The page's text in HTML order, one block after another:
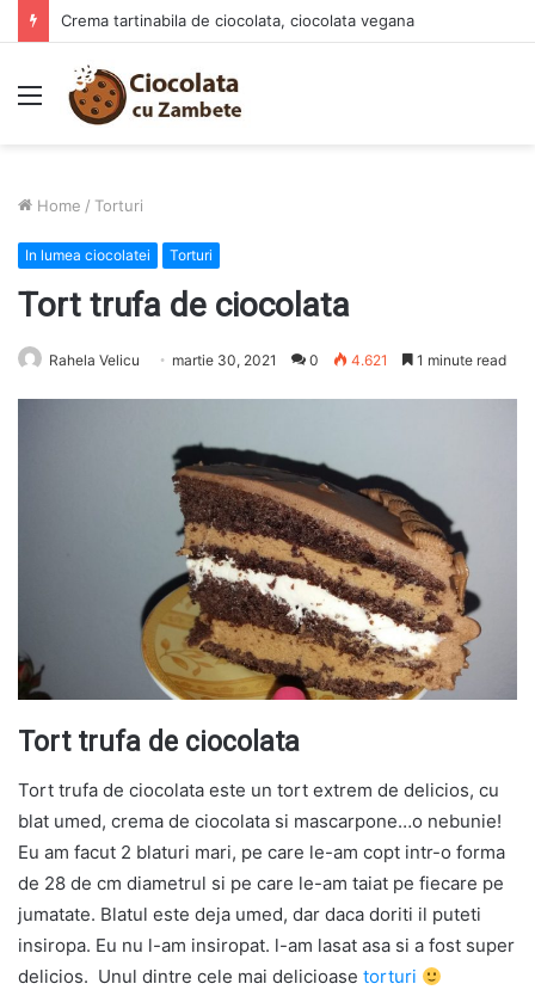
Crema tartinabila de ciocolata, ciocolata vegana
Menu
Home / Torturi
In lumea ciocolatei Torturi
Tort trufa de ciocolata
Rahela Velicu martie 30, 2021 0 4.621 1 minute read
Tort trufa de ciocolata
Tort trufa de ciocolata este un tort extrem de delicios, cu
blat umed, crema de ciocolata si mascarpone…o nebunie!
Eu am facut 2 blaturi mari, pe care le-am copt intr-o forma
de 28 de cm diametrul si pe care le-am taiat pe fiecare pe
jumatate. Blatul este deja umed, dar daca doriti il puteti
insiropa. Eu nu l-am insiropat. l-am lasat asa si a fost super
delicios. Unul dintre cele mai delicioase torturi